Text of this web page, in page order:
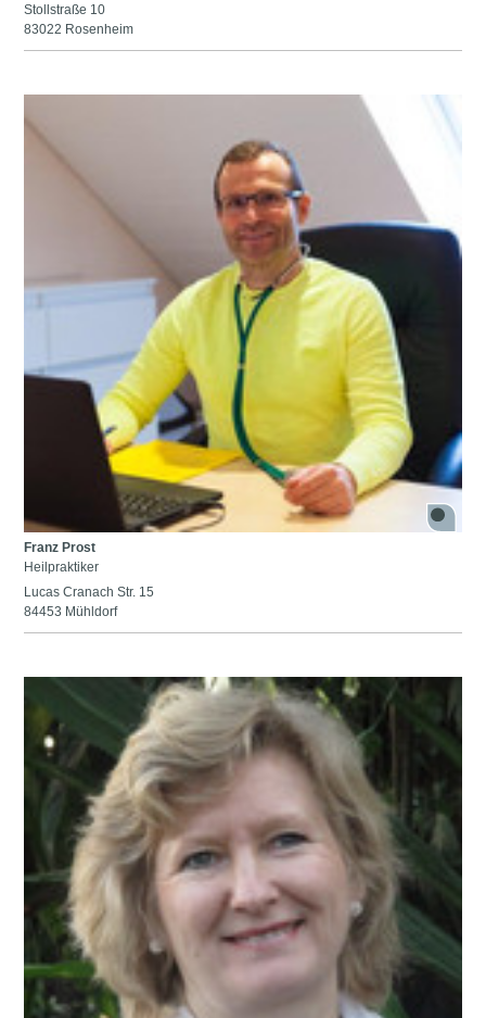
Stollstraße 10
83022 Rosenheim
Franz Prost
Heilpraktiker
Lucas Cranach Str. 15
84453 Mühldorf